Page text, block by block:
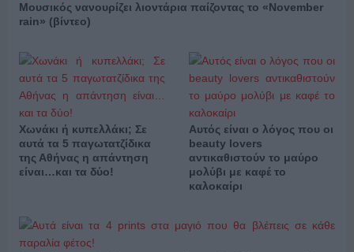
Μουσικός νανουρίζει λιοντάρια παίζοντας το «November
rain» (βίντεο)
Χωνάκι ή κυπελλάκι; Σε
αυτά τα 5 παγωτατζίδικα
της Αθήνας η απάντηση
είναι…και τα δύο!
Αυτός είναι ο λόγος που οι
beauty lovers
αντικαθιστούν το μαύρο
μολύβι με καφέ το
καλοκαίρι